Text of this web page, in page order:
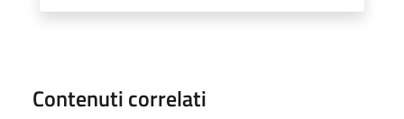
Contenuti correlati